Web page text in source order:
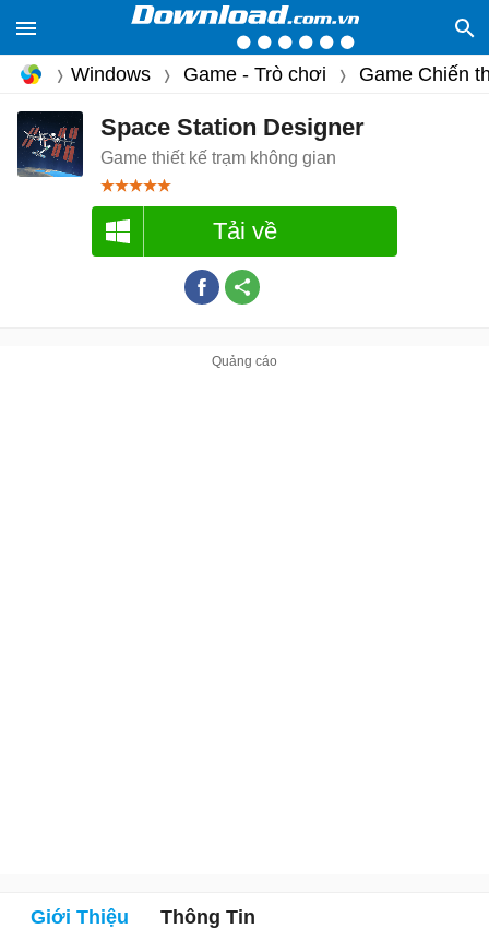
Windows Game - Trò chơi Game Chiến
Space Station Designer
Game thiết kế trạm không gian
Tải về
Giới Thiệu Thông Tin